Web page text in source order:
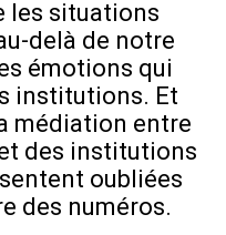
les situations
delà de notre
émotions qui
institutions. Et
médiation entre
des institutions
oubliées
des numéros.